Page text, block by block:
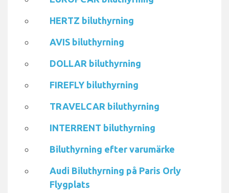
HERTZ biluthyrning
AVIS biluthyrning
DOLLAR biluthyrning
FIREFLY biluthyrning
TRAVELCAR biluthyrning
INTERRENT biluthyrning
Biluthyrning efter varumärke
Audi Biluthyrning på Paris Orly
Flygplats